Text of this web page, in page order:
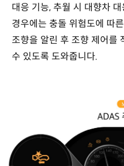
대응 기능, 추월 시 대향차
경우에는 충돌 위험도에 따
조향을 알린 후 조향 제어를
수 있도록 도와줍니다.